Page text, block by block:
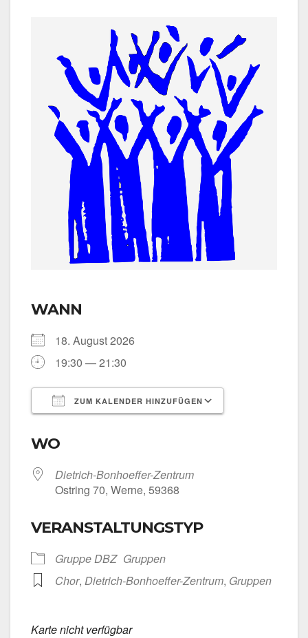
WANN
18. August 2026
19:30 — 21:30
ZUM KALENDER HINZUFÜGEN
WO
Dietrich-Bonhoeffer-Zentrum
Ost­ring 70, Wer­ne, 59368
VERANSTALTUNGSTYP
Grup­pe DBZ Grup­pen
Chor, Dietrich-Bonhoeffer-Zentrum, Grup­pen
Kar­te nicht ver­füg­bar